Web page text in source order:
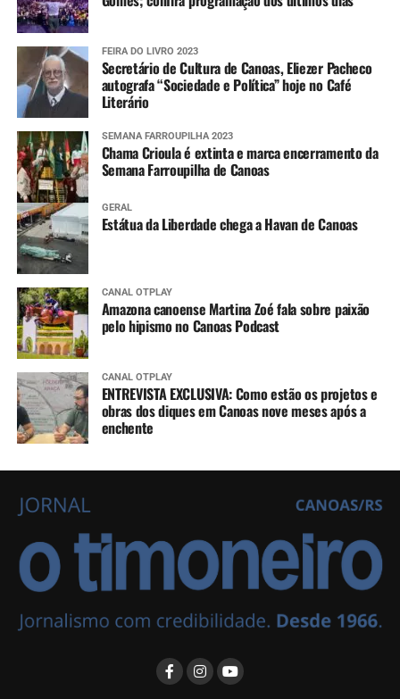
FEIRA DO LIVRO 2023
Secretário de Cultura de Canoas, Eliezer Pacheco
autografa “Sociedade e Política” hoje no Café
Literário
SEMANA FARROUPILHA 2023
Chama Crioula é extinta e marca encerramento da
Semana Farroupilha de Canoas
GERAL
Estátua da Liberdade chega a Havan de Canoas
CANAL OTPLAY
Amazona canoense Martina Zoé fala sobre paixão
pelo hipismo no Canoas Podcast
CANAL OTPLAY
ENTREVISTA EXCLUSIVA: Como estão os projetos e
obras dos diques em Canoas nove meses após a
enchente